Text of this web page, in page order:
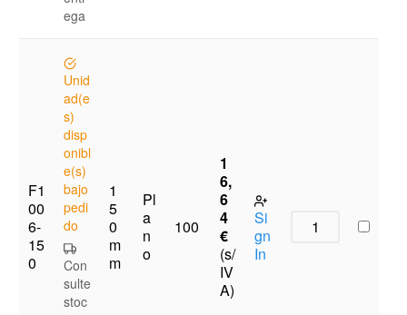
ega
F1
00
6-
15
0
Unid
ad(e
s)
disp
onibl
e(s)
bajo
pedi
do
Con
sulte
stoc
1
5
0
m
m
Pl
a
n
o
100
1
6,
6
4
€
(s/
IV
A)
Si
gn
In